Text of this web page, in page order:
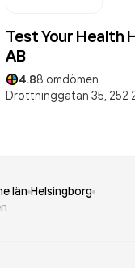
Test Your Health
AB
4.88 omdömen
Drottninggatan 35, 252
län Helsingborg